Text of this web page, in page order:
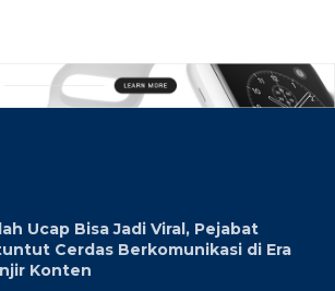
Ucap Bisa Jadi Viral, Pejabat
Cerdas Berkomunikasi di Era
Konten